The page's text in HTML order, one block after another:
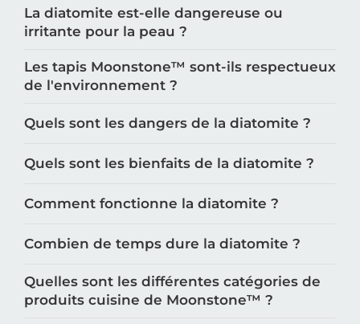
La diatomite est-elle dangereuse ou
irritante pour la peau ?
Les tapis Moonstone™️ sont-ils respectueux
de l'environnement ?
Quels sont les dangers de la diatomite ?
Quels sont les bienfaits de la diatomite ?
Comment fonctionne la diatomite ?
Combien de temps dure la diatomite ?
Quelles sont les différentes catégories de
produits cuisine de Moonstone™️ ?